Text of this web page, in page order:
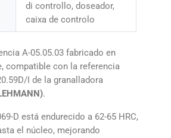
di controllo, doseador,
caixa de controlo
A-05.05.03 fabricado en
compatible con la referencia
I de la granalladora
.
D está endurecido a 62-65 HRC,
el núcleo, mejorando